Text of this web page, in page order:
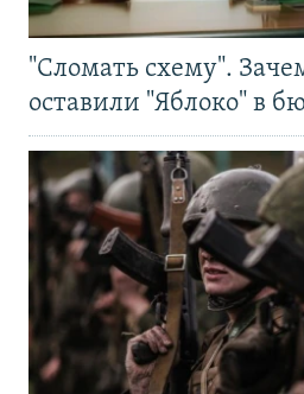
"Сломать схему".
оставили "Яблоко" в